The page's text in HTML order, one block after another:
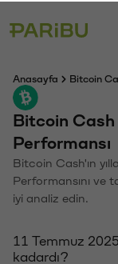
Anasayfa Bitcoin
Bitcoin
Performansı
Bitcoin Cash'ın
Performansını ve
iyi analiz edin.
11 Temmuz
kadardı?